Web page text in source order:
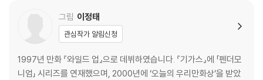
그림 이정태
관심작가 알림신청
1997년 만화 『와일드 업』으로 데뷔하였습니다. 『기가스』에 「펜더모
니엄」 시리즈를 연재했으며, 2000년에 ‘오늘의 우리만화상’을 받았